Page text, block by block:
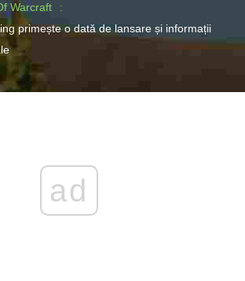
Warcraft
primește o dată de lansare și informații
ad